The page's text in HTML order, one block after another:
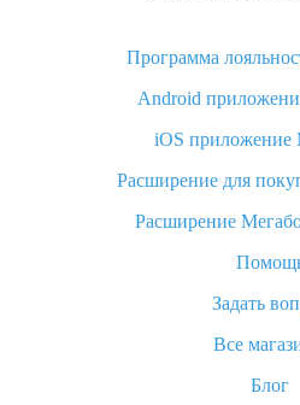
Как узнать, куда пришла
Вы отменили заказ на
Что такое баллы на
«AliExpress Standard Shipping»:
как его
Как покупать оптом
Что делать, если не пришел
возврата
Программа
Android
iOS приложение
Расширение для
Расширение
Задать
Все
Блог